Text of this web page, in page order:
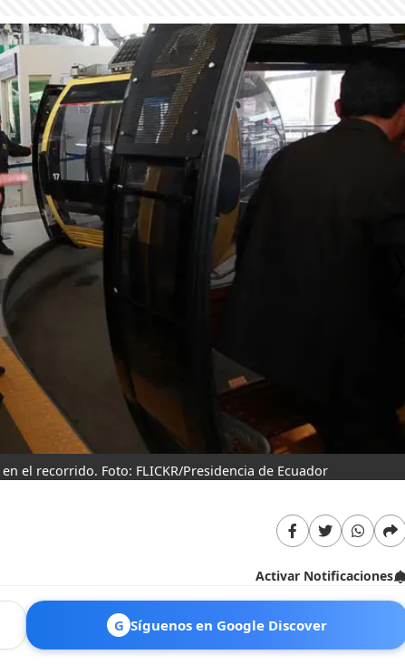
el recorrido. Foto: FLICKR/Presidencia de Ecuador
Activar Notificaciones
G Síguenos en Google Discover